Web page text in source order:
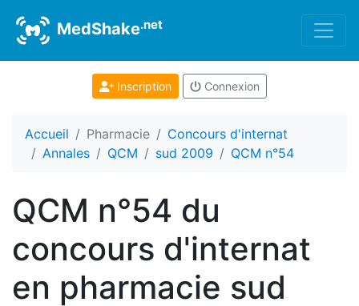
MedShake.net
Inscription Connexion
Accueil Pharmacie
Concours d'internat
Annales
QCM sud 2009 QCM n°54
QCM n°54 du
concours d'internat
en pharmacie sud